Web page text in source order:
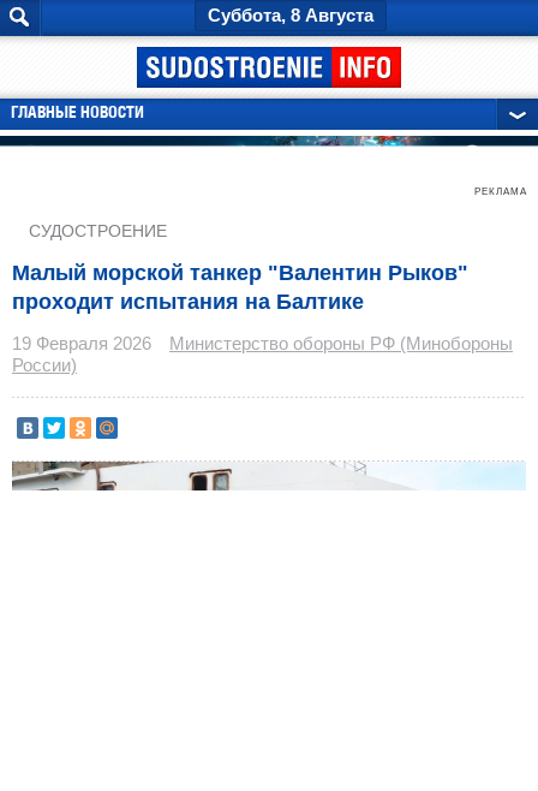
Суббота, 8 Августа
ГЛАВНЫЕ НОВОСТИ
РЕКЛАМА
СУДОСТРОЕНИЕ
Малый морской танкер "Валентин Рыков"
проходит испытания на Балтике
19 Февраля 2026
Министерство обороны РФ (Минобороны
России)